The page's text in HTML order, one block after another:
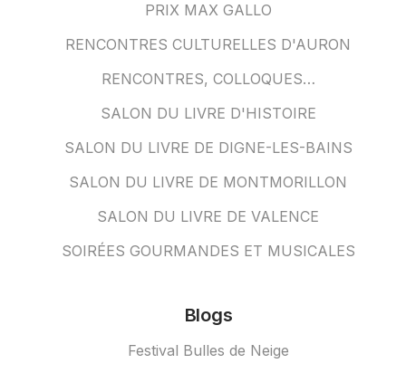
PRIX MAX GALLO
RENCONTRES CULTURELLES D'AURON
RENCONTRES, COLLOQUES…
SALON DU LIVRE D'HISTOIRE
SALON DU LIVRE DE DIGNE-LES-BAINS
SALON DU LIVRE DE MONTMORILLON
SALON DU LIVRE DE VALENCE
SOIRÉES GOURMANDES ET MUSICALES
Blogs
Festival Bulles de Neige